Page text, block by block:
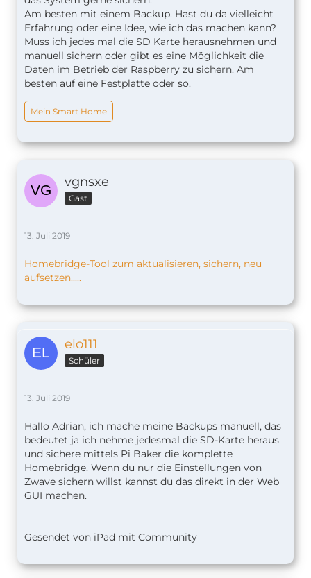
Am besten mit einem Backup. Hast du da vielleicht
Erfahrung oder eine Idee, wie ich das machen kann?
Muss ich jedes mal die SD Karte herausnehmen und
manuell sichern oder gibt es eine Möglichkeit die
Daten im Betrieb der Raspberry zu sichern. Am
besten auf eine Festplatte oder so.
Mein Smart Home
vgnsxe
Gast
13. Juli 2019
Homebridge-Tool zum aktualisieren, sichern, neu
aufsetzen.....
elo111
Schüler
13. Juli 2019
Hallo Adrian, ich mache meine Backups manuell, das
bedeutet ja ich nehme jedesmal die SD-Karte heraus
und sichere mittels Pi Baker die komplette
Homebridge. Wenn du nur die Einstellungen von
Zwave sichern willst kannst du das direkt in der Web
GUI machen.
Gesendet von iPad mit Community